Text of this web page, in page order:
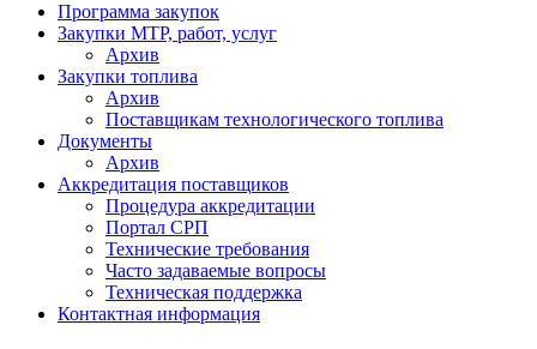
Программа закупок
Закупки МТР, работ, услуг
Архив
Закупки топлива
Архив
Поставщикам технологического топлива
Документы
Архив
Аккредитация поставщиков
Процедура аккредитации
Портал СРП
Технические требования
Часто задаваемые вопросы
Техническая поддержка
Контактная информация